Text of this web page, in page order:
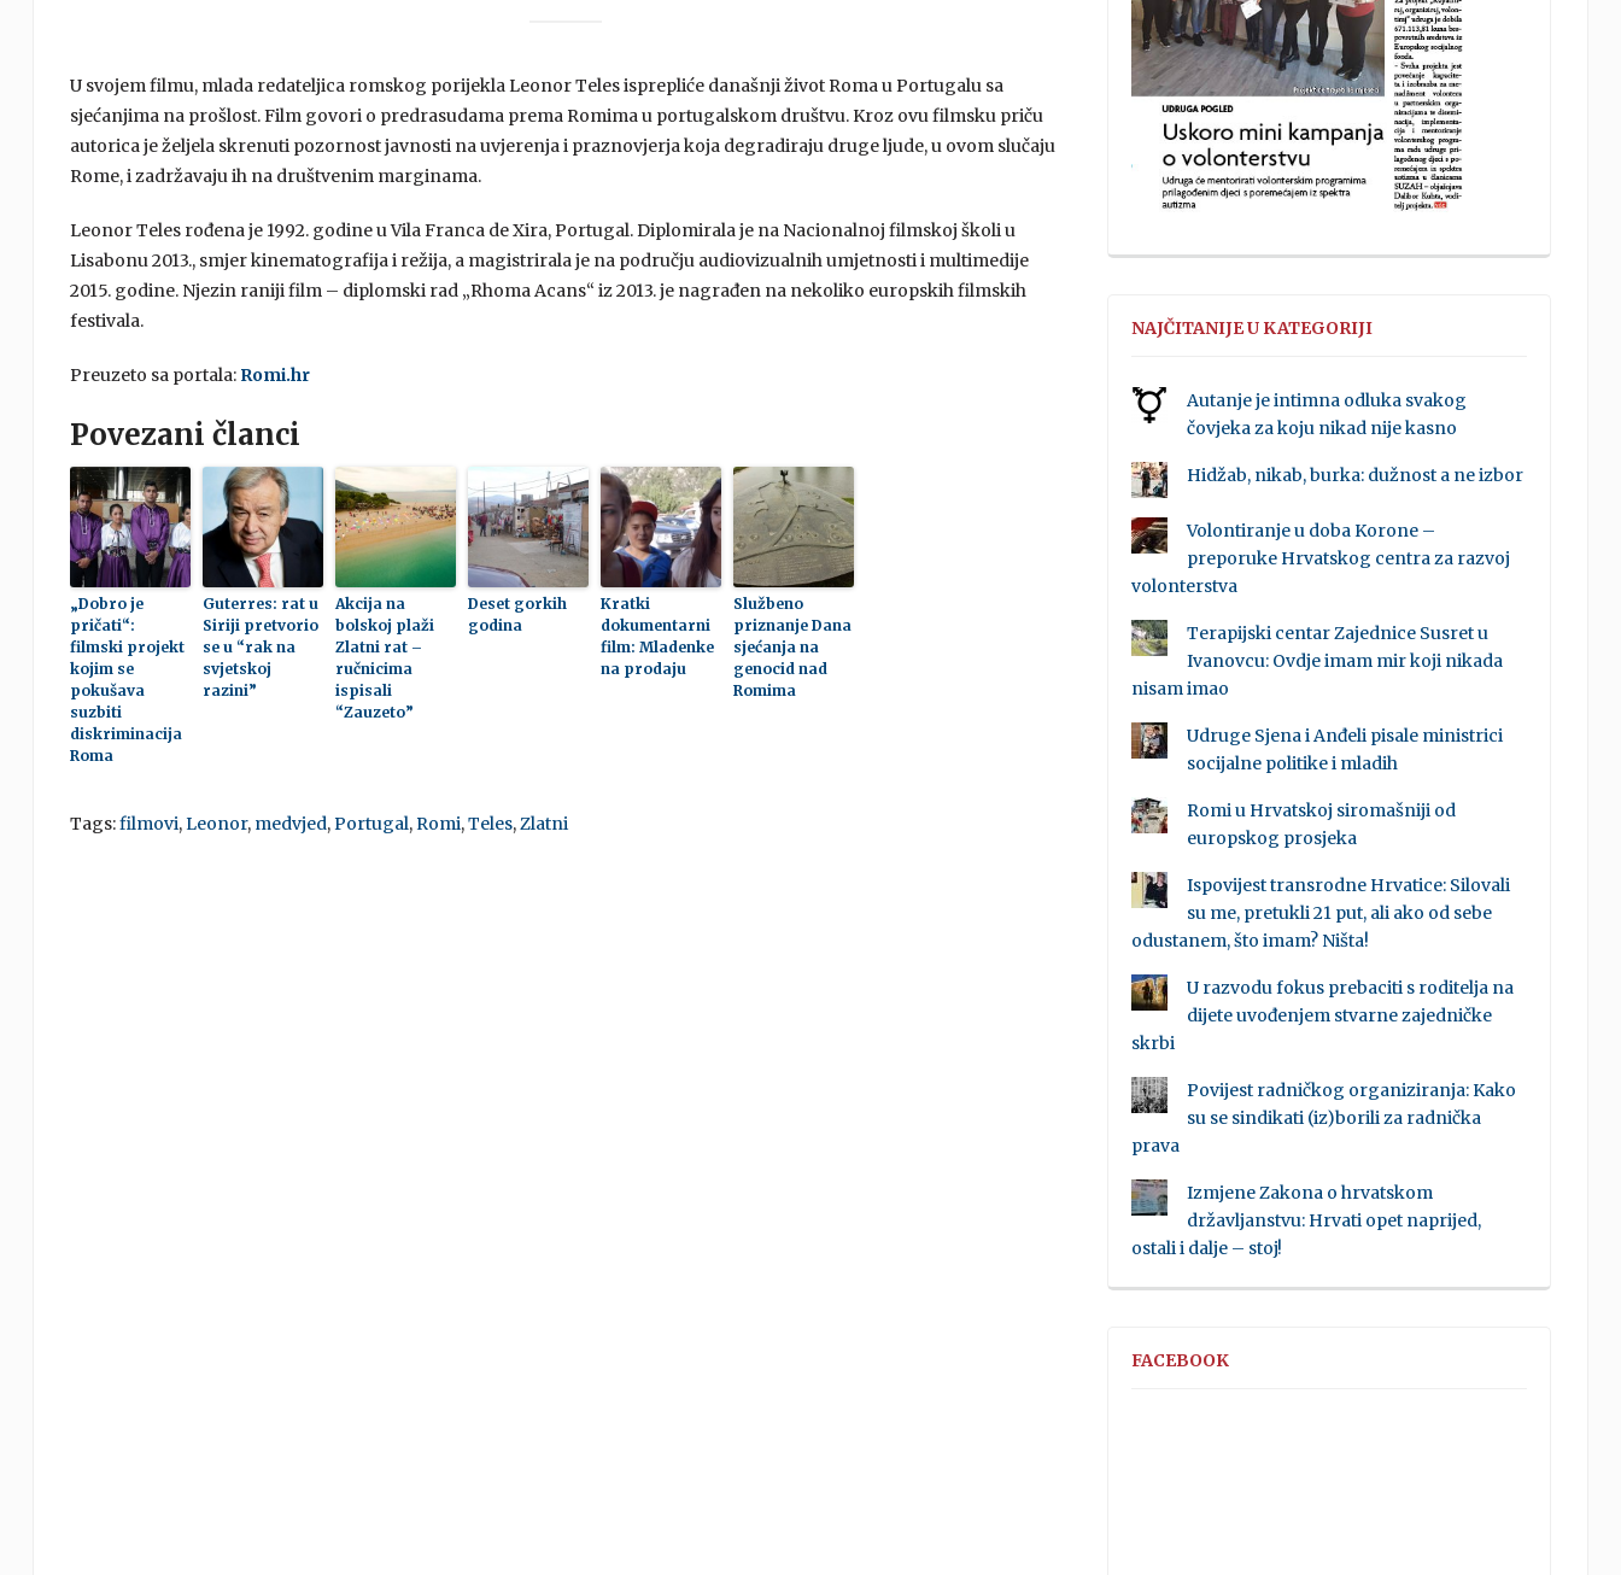
U svojem filmu, mlada redateljica romskog porijekla Leonor Teles isprepliće današnji život Roma u Portugalu sa
sjećanjima na prošlost. Film govori o predrasudama prema Romima u portugalskom društvu. Kroz ovu filmsku priču
autorica je željela skrenuti pozornost javnosti na uvjerenja i praznovjerja koja degradiraju druge ljude, u ovom slučaju
Rome, i zadržavaju ih na društvenim marginama.
Leonor Teles rođena je 1992. godine u Vila Franca de Xira, Portugal. Diplomirala je na Nacionalnoj filmskoj školi u
Lisabonu 2013., smjer kinematografija i režija, a magistrirala je na području audiovizualnih umjetnosti i multimedije
2015. godine. Njezin raniji film – diplomski rad „Rhoma Acans“ iz 2013. je nagrađen na nekoliko europskih filmskih
festivala.
Preuzeto sa portala: Romi.hr
Povezani članci
„Dobro je
pričati“:
filmski projekt
kojim se
pokušava
suzbiti
diskriminacija
Roma
Guterres: rat u
Siriji pretvorio
se u “rak na
svjetskoj
razini”
Akcija na
bolskoj plaži
Zlatni rat –
ručnicima
ispisali
“Zauzeto”
Deset gorkih
godina
Kratki
dokumentarni
film: Mladenke
na prodaju
Službeno
priznanje Dana
sjećanja na
genocid nad
Romima
Tags:filmovi,Leonor, medvjed,Portugal,Romi,Teles,Zlatni
NAJČITANIJE U KATEGORIJI
Autanje je intimna odluka svakog
čovjeka za koju nikad nije kasno
Hidžab, nikab, burka: dužnost a ne izbor
Volontiranje u doba Korone –
preporuke Hrvatskog centra za razvoj
volonterstva
Terapijski centar Zajednice Susret u
Ivanovcu: Ovdje imam mir koji nikada
nisam imao
Udruge Sjena i Anđeli pisale ministrici
socijalne politike i mladih
Romi u Hrvatskoj siromašniji od
europskog prosjeka
Ispovijest transrodne Hrvatice: Silovali
su me, pretukli 21 put, ali ako od sebe
odustanem, što imam? Ništa!
U razvodu fokus prebaciti s roditelja na
dijete uvođenjem stvarne zajedničke
skrbi
Povijest radničkog organiziranja: Kako
su se sindikati (iz)borili za radnička
prava
Izmjene Zakona o hrvatskom
državljanstvu: Hrvati opet naprijed,
ostali i dalje – stoj!
FACEBOOK